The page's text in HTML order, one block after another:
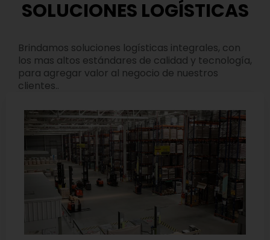
SOLUCIONES LOGÍSTICAS
Brindamos soluciones logísticas integrales, con
los mas altos estándares de calidad y tecnología,
para agregar valor al negocio de nuestros
clientes..